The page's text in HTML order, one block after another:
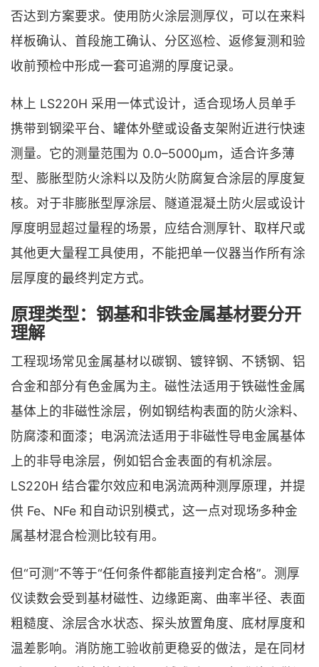
否达到方案要求。使用防火涂层测厚仪，可以在来料
样板确认、首段施工确认、分区巡检、返修复测和验
收前预检中形成一套可追溯的厚度记录。
林上 LS220H 采用一体式设计，适合现场人员单手
携带到钢梁平台、罐体外壁或设备支架附近进行快速
测量。它的测量范围为 0.0–5000μm，适合许多薄
型、膨胀型防火涂料以及防火防腐复合涂层的厚度复
核。对于非膨胀型厚涂层、隧道混凝土防火层或设计
厚度明显超过量程的场景，应结合测厚针、取样尺或
其他更大量程工具使用，不能把单一仪器当作所有涂
层厚度的最终判定方式。
原理类型：钢基和非铁金属基材要分开
理解
工程现场常见金属基材以碳钢、镀锌钢、不锈钢、铝
合金和部分有色金属为主。磁性法适用于铁磁性金属
基体上的非磁性涂层，例如钢结构表面的防火涂料、
防腐漆和面漆；电涡流法适用于非磁性导电金属基体
上的非导电涂层，例如铝合金表面的有机涂层。
LS220H 结合霍尔效应和电涡流两种测厚原理，并提
供 Fe、NFe 和自动识别模式，这一点对现场多种金
属基材混合检测比较有用。
但“可测”不等于“任何条件都能直接判定合格”。测厚
仪读数会受到基材磁性、边缘距离、曲率半径、表面
粗糙度、涂层含水状态、探头放置角度、底材厚度和
温差影响。消防施工验收前更稳妥的做法，是在同材